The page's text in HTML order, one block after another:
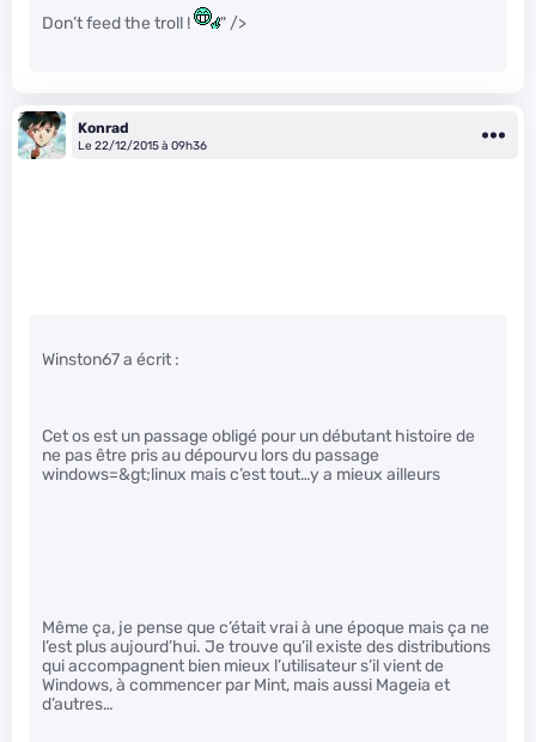
Don’t feed the troll ! " />
Konrad
Le 22/12/2015 à 09h36
Winston67 a écrit :
Cet os est un passage obligé pour un débutant histoire de
ne pas être pris au dépourvu lors du passage
windows=&gt;linux mais c’est tout…y a mieux ailleurs
Même ça, je pense que c’était vrai à une époque mais ça ne
l’est plus aujourd’hui. Je trouve qu’il existe des distributions
qui accompagnent bien mieux l’utilisateur s’il vient de
Windows, à commencer par Mint, mais aussi Mageia et
d’autres…